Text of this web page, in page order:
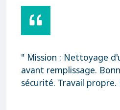
" Mission : Nettoyage
avant remplissage.
sécurité. Travail propre.